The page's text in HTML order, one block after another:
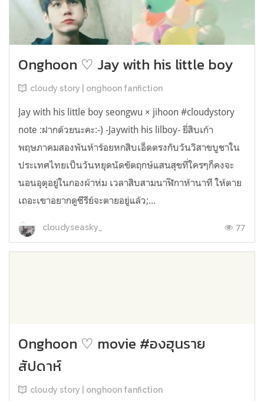
Onghoon ♡ Jay with his little boy
cloudy story | onghoon fanfiction
Jay with his little boy seongwu × jihoon #cloudystory
note :ฝากด้วยนะคะ:-) -Jaywith his lilboy- ยี่สิบเก้า
พฤษภาคมสองพันห้าร้อยหกสิบเอ็ดตรงกับวันวิสาขบูชาใน
ประเทศไทยเป็นวันหยุดนัดขัตฤกษ์แสนสุขที่ใครๆก็คงจะ
นอนอุตุอยู่ในกองผ้าห่ม เวลาสิบสามนาฬิกาห้านาที ให้ตาย
เถอะเขาอยากดูซีรีย์จะตายอยู่แล้ว;...
cloudyseasky_ 77
Onghoon ♡ movie #องฮุนราย
สัปดาห์
cloudy story | onghoon fanfiction